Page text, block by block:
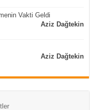
Vakti Geldi
Aziz Dağtekin
Aziz Dağtekin